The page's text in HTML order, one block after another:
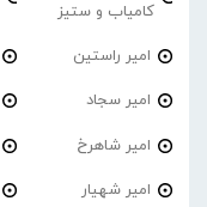
کامیاب و ستیز
امیر راستین
امیر سجاد
امیر شاهرخ
امیر شهیار